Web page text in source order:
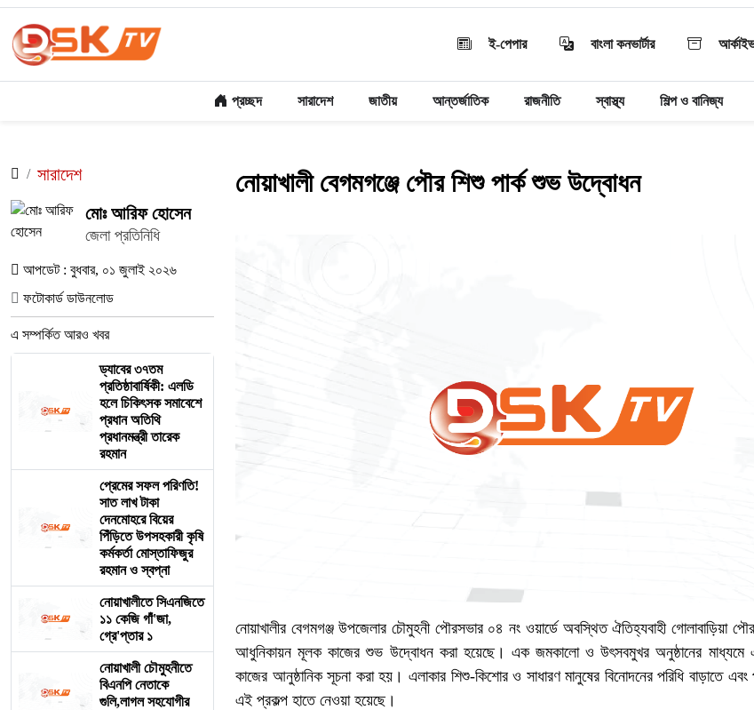
ই-পেপার বাংলা কনভার্টার
প্রচ্ছদ সারাদেশ জাতীয় আন্তর্জাতিক রাজনীতি স্বাস্থ্য শিল্প ও বানিজ্য
সারাদেশ
মোঃ আরিফ হোসেন
জেলা প্রতিনিধি
আপডেট : বুধবার, ০১ জুলাই ২০২৬
ফটোকার্ড ডাউনলোড
এ সম্পর্কিত আরও খবর
ড্যাবের ৩৭তম
প্রতিষ্ঠাবার্ষিকী: এলডি
হলে চিকিৎসক সমাবেশে
প্রধান অতিথি
প্রধানমন্ত্রী তারেক
রহমান
প্রেমের সফল পরিণতি!
সাত লাখ টাকা
দেনমোহরে বিয়ের
পিঁড়িতে উপসহকারী কৃষি
কর্মকর্তা মোস্তাফিজুর
রহমান ও স্বপ্না
নোয়াখালীতে সিএনজিতে
১১ কেজি গাঁ'জা,
গ্রে'প্তার ১
নোয়াখালী চৌমুহনীতে
বিএনপি নেতাকে
গুলি,লাগল সহযোগীর
নোয়াখালী বেগমগঞ্জে পৌর শিশু পার্ক শুভ উদ্বোধন
‎নোয়াখালীর বেগমগঞ্জ উপজেলার চৌমুহনী পৌরসভার ০৪ নং ওয়ার্ডে অবস্থিত ঐতিহ্যবাহী গোলাবাড়িয়া পৌর
আধুনিকায়ন মূলক কাজের শুভ উদ্বোধন করা হয়েছে। এক জমকালো ও উৎসবমুখর অনুষ্ঠানের মাধ্যমে
কাজের আনুষ্ঠানিক সূচনা করা হয়। এলাকার শিশু-কিশোর ও সাধারণ মানুষের বিনোদনের পরিধি বাড়াতে
এই প্রকল্প হাতে নেওয়া হয়েছে।